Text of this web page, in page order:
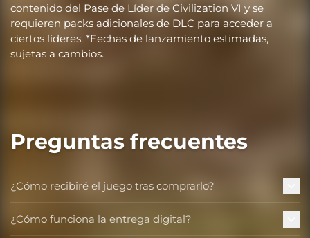
contenido del Pase de Líder de Civilization VI y se
requieren packs adicionales de DLC para acceder a
ciertos líderes. *Fechas de lanzamiento estimadas,
sujetas a cambios.
Preguntas frecuentes
¿Cómo recibiré el juego tras comprarlo?
¿Cómo funciona la entrega digital?